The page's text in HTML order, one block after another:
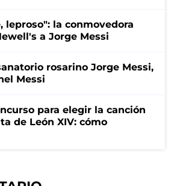
leproso": la conmovedora
a Jorge Messi
rosarino Jorge Messi,
Messi
para elegir la canción
de León XIV: cómo